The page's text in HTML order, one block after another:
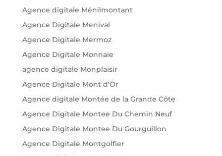
Agence digitale Ménilmontant
Agence Digitale Menival
Agence Digitale Mermoz
Agence Digitale Monnaie
agence digitale Monplaisir
Agence Digitale Mont d'Or
Agence digitale Montée de la Grande Côte
Agence Digitale Montee Du Chemin Neuf
Agence Digitale Montee Du Gourguillon
Agence Digitale Montgolfier